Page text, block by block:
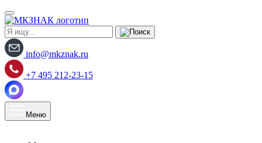
info@mkznak.ru
+7 495 212-23-15
Меню